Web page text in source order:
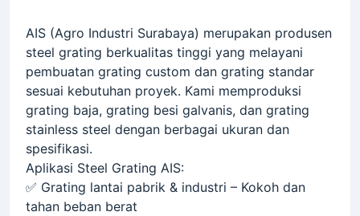
AIS (Agro Industri Surabaya) merupakan produsen
steel grating berkualitas tinggi yang melayani
pembuatan grating custom dan grating standar
sesuai kebutuhan proyek. Kami memproduksi
grating baja, grating besi galvanis, dan grating
stainless steel dengan berbagai ukuran dan
spesifikasi.
Aplikasi Steel Grating AIS:
✅ Grating lantai pabrik & industri – Kokoh dan
tahan beban berat